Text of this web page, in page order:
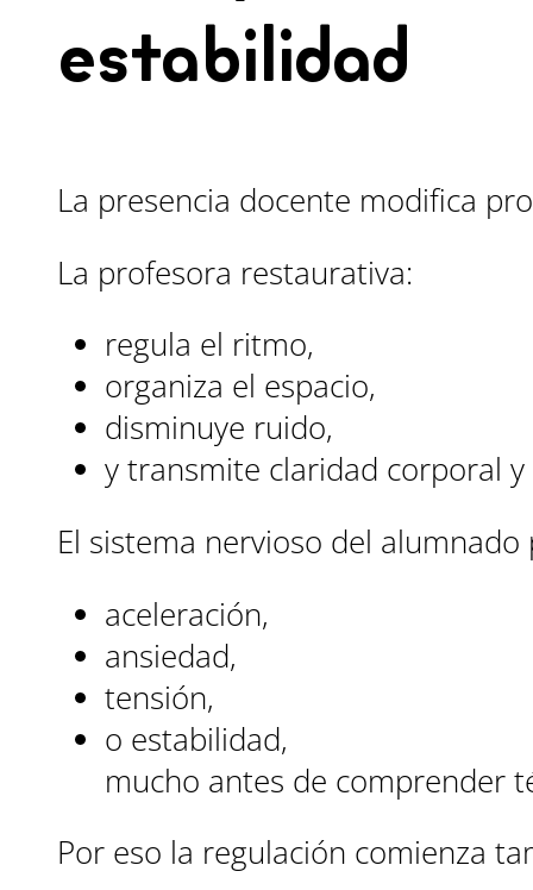
estabilidad
La presencia docente modifica
La profesora restaurativa:
regula el ritmo,
organiza el espacio,
disminuye ruido,
y transmite claridad corporal y
El sistema nervioso del alumnado
aceleración,
ansiedad,
tensión,
o estabilidad,
mucho antes de comprender
Por eso la regulación comienza